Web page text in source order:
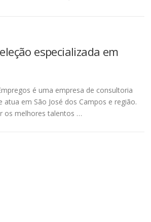
especializada em
é uma empresa de consultoria
atua em São José dos Campos e região.
os melhores talentos …